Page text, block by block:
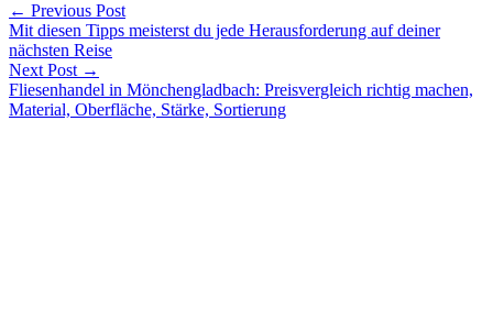
← Previous Post
Mit diesen Tipps meisterst du jede Herausforderung auf deiner
nächsten Reise
Next Post →
Fliesenhandel in Mönchengladbach: Preisvergleich richtig machen,
Material, Oberfläche, Stärke, Sortierung